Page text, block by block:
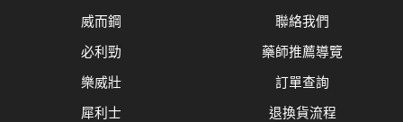
威而鋼
必利勁
樂威壯
犀利士
聯絡我們
藥師推薦導覽
訂單查詢
退換貨流程